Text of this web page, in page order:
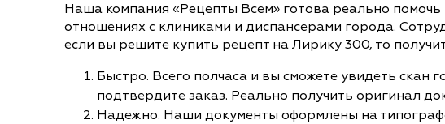
Наша компания «Рецепты Всем» готова реально
отношениях с клиниками и диспансерами города.
если вы решите купить рецепт на Лирику 300, то
Быстро. Всего полчаса и вы сможете увидеть скан
подтвердите заказ. Реально получить оригинал
Надежно. Наши документы оформлены на